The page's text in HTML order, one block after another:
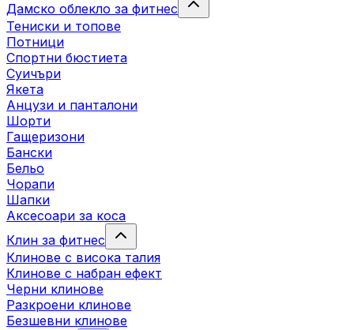
Дамско облекло за фитнес
Тениски и топове
Потници
Спортни бюстиета
Суичъри
Якета
Aнцузи и панталони
Шорти
Гащеризони
Бански
Бельо
Чорапи
Шапки
Аксесоари за коса
Клин за фитнес
Клинове с висока талия
Клинове с набран ефект
Черни клинове
Разкроени клинове
Безшевни клинове